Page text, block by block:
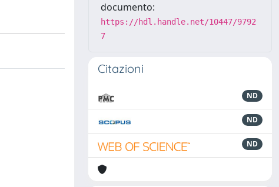
documento:
https://hdl.handle.net/10447/9792
7
Citazioni
ND
ND
ND